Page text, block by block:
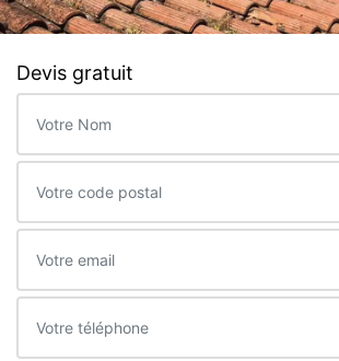
Devis gratuit